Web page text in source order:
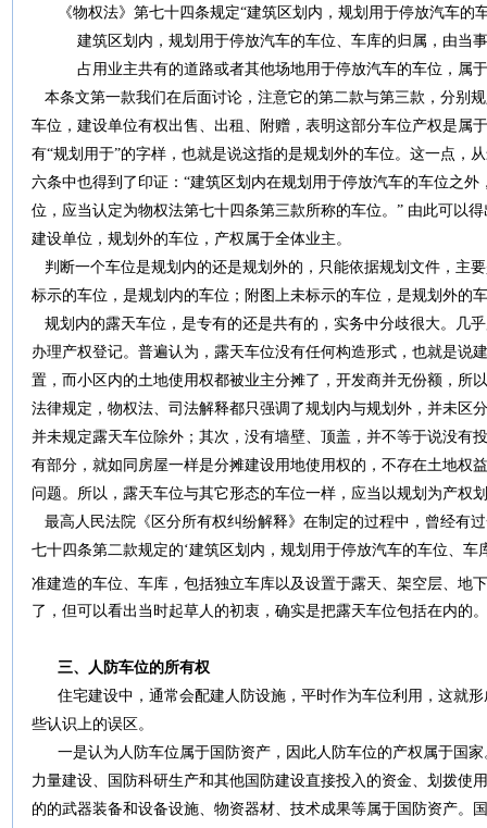
《物权法》第七十四条规定“建筑区划内，规划用于停放汽车的
建筑区划内，规划用于停放汽车的车位、车库的归属，由当事
占用业主共有的道路或者其他场地用于停放汽车的车位，属于
本条文第一款我们在后面讨论，注意它的第二款与第三款，分别
车位，建设单位有权出售、出租、附赠，表明这部分车位产权是属
有“规划用于”的字样，也就是说这指的是规划外的车位。这一点，
六条中也得到了印证：“建筑区划内在规划用于停放汽车的车位之
位，应当认定为物权法第七十四条第三款所称的车位。” 由此可以
建设单位，规划外的车位，产权属于全体业主。
判断一个车位是规划内的还是规划外的，只能依据规划文件，主
标示的车位，是规划内的车位；附图上未标示的车位，是规划外的
规划内的露天车位，是专有的还是共有的，实务中分歧很大。几
办理产权登记。普遍认为，露天车位没有任何构造形式，也就是说
置，而小区内的土地使用权都被业主分摊了，开发商并无份额，所
法律规定，物权法、司法解释都只强调了规划内与规划外，并未区
并未规定露天车位除外；其次，没有墙壁、顶盖，并不等于说没有
有部分，就如同房屋一样是分摊建设用地使用权的，不存在土地权
问题。所以，露天车位与其它形态的车位一样，应当以规划为产权
最高人民法院《区分所有权纠纷解释》在制定的过程中，曾经有
七十四条第二款规定的‘建筑区划内，规划用于停放汽车的车位、
准建造的车位、车库，包括独立车库以及设置于露天、架空层、地
了，但可以看出当时起草人的初衷，确实是把露天车位包括在内的。
三、人防车位的所有权
住宅建设中，通常会配建人防设施，平时作为车位利用，这就形
些认识上的误区。
一是认为人防车位属于国防资产，因此人防车位的产权属于国家
力量建设、国防科研生产和其他国防建设直接投入的资金、划拨使
的的武器装备和设备设施、物资器材、技术成果等属于国防资产。